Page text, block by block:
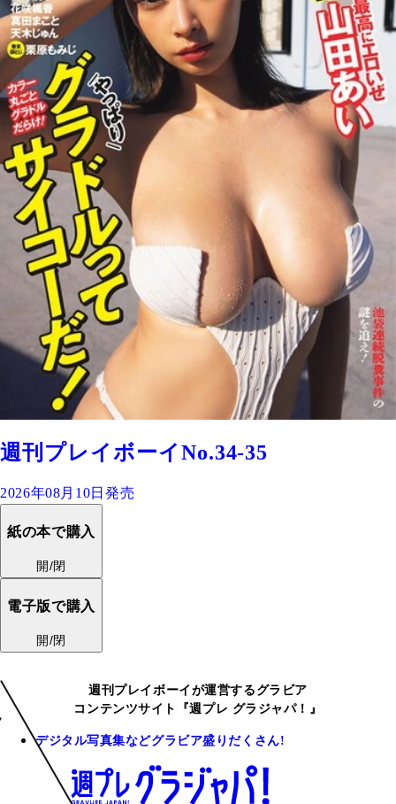
週刊プレイボーイNo.34-35
2026年08月10日発売
紙の本で購入
開/閉
電子版で購入
開/閉
週刊プレイボーイが運営するグラビア
コンテンツサイト『週プレ グラジャパ！』
デジタル写真集などグラビア盛りだくさん!